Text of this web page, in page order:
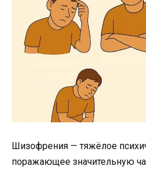
Шизофрения — тяжёлое
поражающее значительную